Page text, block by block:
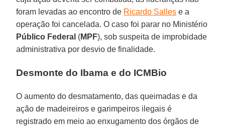
foram levadas ao encontro de Ricardo Salles e a
operação foi cancelada. O caso foi parar no Ministério
Público Federal (MPF), sob suspeita de improbidade
administrativa por desvio de finalidade.
Desmonte do Ibama e do ICMBio
O aumento do desmatamento, das queimadas e da
ação de madeireiros e garimpeiros ilegais é
registrado em meio ao enxugamento dos órgãos de